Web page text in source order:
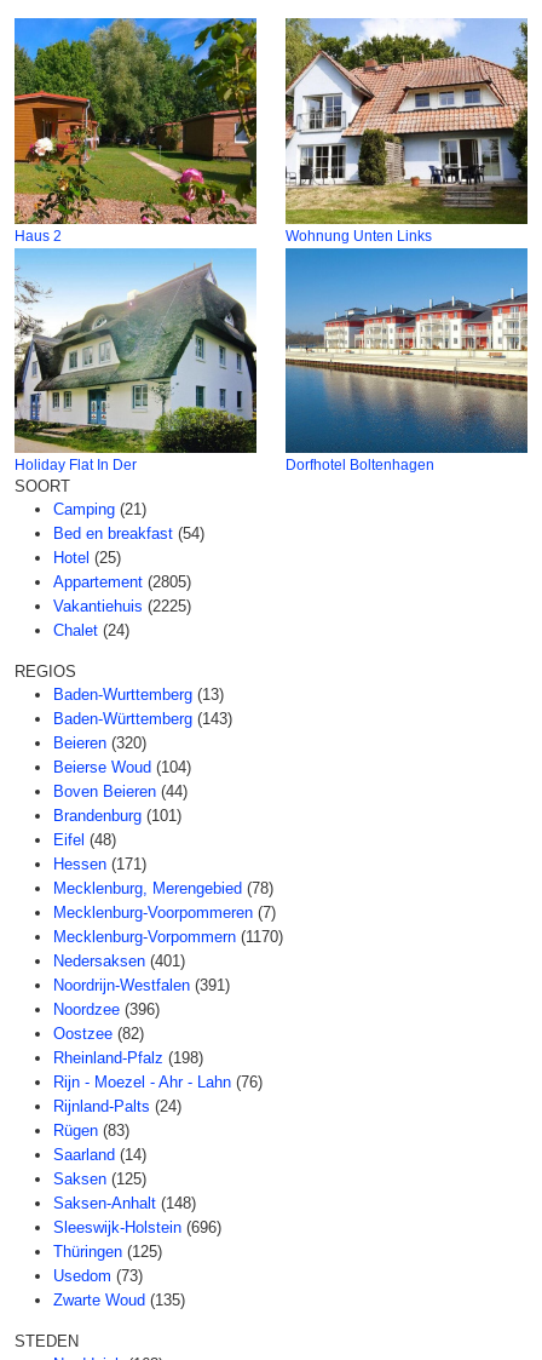
Haus 2 Wohnung Unten Links
Holiday Flat In Der Dorfhotel Boltenhagen
SOORT
Camping (21)
Bed en breakfast (54)
Hotel (25)
Appartement (2805)
Vakantiehuis (2225)
Chalet (24)
REGIOS
Baden-Wurttemberg (13)
Baden-Württemberg (143)
Beieren (320)
Beierse Woud (104)
Boven Beieren (44)
Brandenburg (101)
Eifel (48)
Hessen (171)
Mecklenburg, Merengebied (78)
Mecklenburg-Voorpommeren (7)
Mecklenburg-Vorpommern (1170)
Nedersaksen (401)
Noordrijn-Westfalen (391)
Noordzee (396)
Oostzee (82)
Rheinland-Pfalz (198)
Rijn - Moezel - Ahr - Lahn (76)
Rijnland-Palts (24)
Rügen (83)
Saarland (14)
Saksen (125)
Saksen-Anhalt (148)
Sleeswijk-Holstein (696)
Thüringen (125)
Usedom (73)
Zwarte Woud (135)
STEDEN